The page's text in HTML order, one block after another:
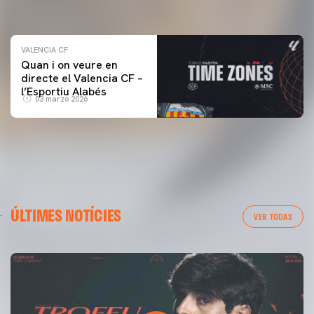
VALENCIA CF
Quan i on veure en
directe el Valencia CF –
l’Esportiu Alabés
03 marzo 2026
ÚLTIMES NOTÍCIES VER TODAS